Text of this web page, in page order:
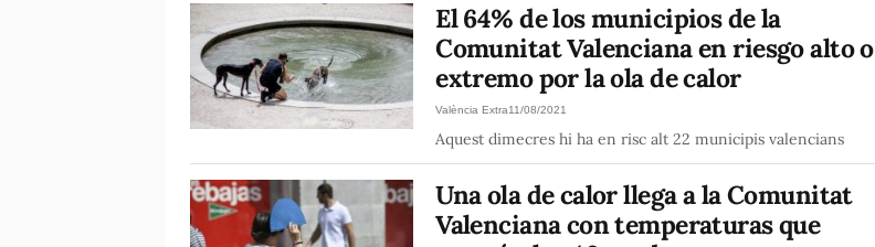
El 64% de los municipios de la
Comunitat Valenciana en riesgo alto o
extremo por la ola de calor
València Extra11/08/2021
Aquest dimecres hi ha en risc alt 22 municipis valencians
Una ola de calor llega a la Comunitat
Valenciana con temperaturas que